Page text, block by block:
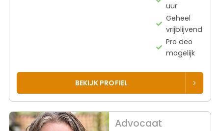
uur
Geheel
vrijblijvend
Pro deo
mogelijk
BEKIJK PROFIEL
Advocaat